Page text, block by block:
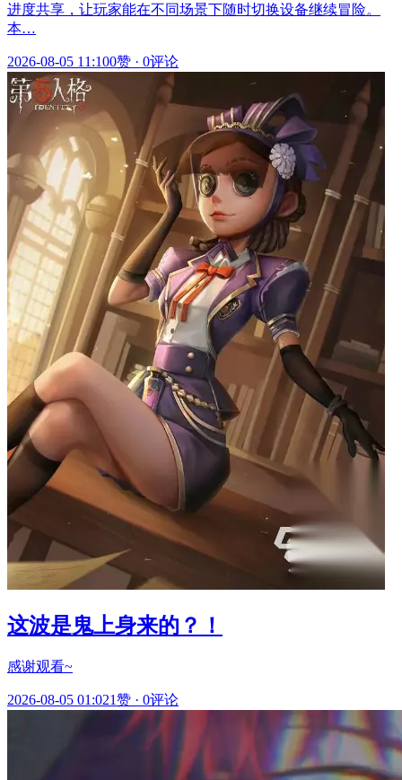
进度共享，让玩家能在不同场景下随时切换设备继续冒险。
本…
2026-08-05 11:100赞 · 0评论
这波是鬼上身来的？！
感谢观看~
2026-08-05 01:021赞 · 0评论